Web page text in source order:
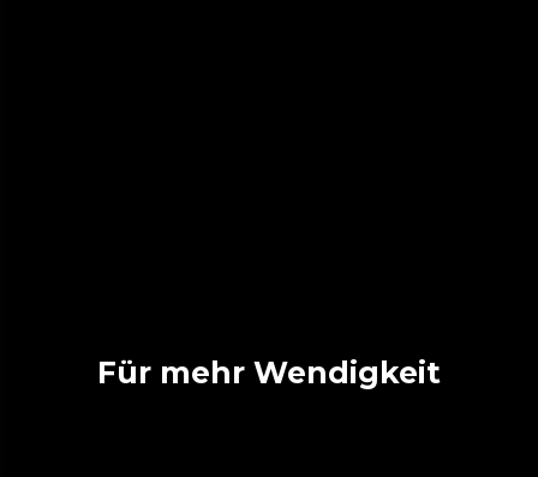
Für mehr Wendigkeit